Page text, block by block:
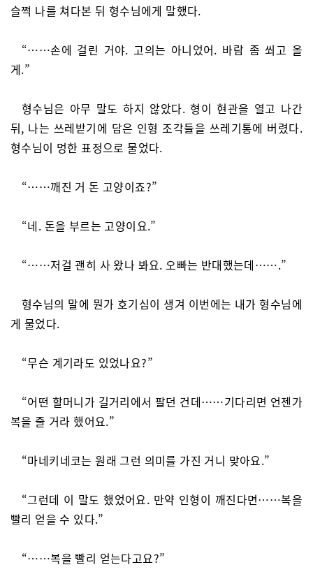
슬쩍 나를 쳐다본 뒤 형수님에게 말했다.
“……손에 걸린 거야. 고의는 아니었어. 바람 좀 쐬고 올
게.”
형수님은 아무 말도 하지 않았다. 형이 현관을 열고 나간
뒤, 나는 쓰레받기에 담은 인형 조각들을 쓰레기통에 버렸다.
형수님이 멍한 표정으로 물었다.
“……깨진 거 돈 고양이죠?”
“네. 돈을 부르는 고양이요.”
“……저걸 괜히 사 왔나 봐요. 오빠는 반대했는데…….”
형수님의 말에 뭔가 호기심이 생겨 이번에는 내가 형수님에
게 물었다.
“무슨 계기라도 있었나요?”
“어떤 할머니가 길거리에서 팔던 건데……기다리면 언젠가
복을 줄 거라 했어요.”
“마네키네코는 원래 그런 의미를 가진 거니 맞아요.”
“그런데 이 말도 했었어요. 만약 인형이 깨진다면……복을
빨리 얻을 수 있다.”
“……복을 빨리 얻는다고요?”